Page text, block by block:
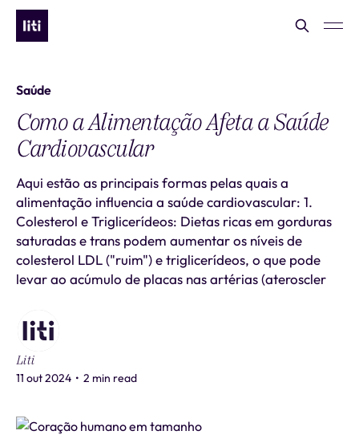
Saúde
Como a Alimentação Afeta a Saúde
Cardiovascular
Aqui estão as principais formas pelas quais a
alimentação influencia a saúde cardiovascular: 1.
Colesterol e Triglicerídeos: Dietas ricas em gorduras
saturadas e trans podem aumentar os níveis de
colesterol LDL ("ruim") e triglicerídeos, o que pode
levar ao acúmulo de placas nas artérias (ateroscler
Liti
11 out 2024 • 2 min read